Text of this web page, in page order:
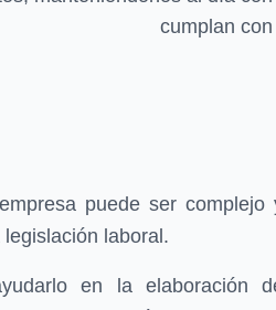
cumplan
puede ser complejo
laboral.
en la elaboración